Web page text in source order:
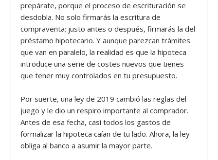
prepárate, porque el proceso de escrituración se
desdobla. No solo firmarás la escritura de
compraventa; justo antes o después, firmarás la del
préstamo hipotecario. Y aunque parezcan trámites
que van en paralelo, la realidad es que la hipoteca
introduce una serie de costes nuevos que tienes
que tener muy controlados en tu presupuesto.
Por suerte, una ley de 2019 cambió las reglas del
juego y le dio un respiro importante al comprador.
Antes de esa fecha, casi todos los gastos de
formalizar la hipoteca caían de tu lado. Ahora, la ley
obliga al banco a asumir la mayor parte.